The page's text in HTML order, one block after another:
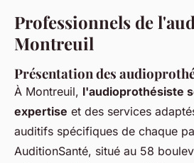
Professionnels de
Montreuil
Présentation des
À Montreuil, l'audioprothésiste
expertise et des services
auditifs spécifiques de chaque
AuditionSanté, situé au 58